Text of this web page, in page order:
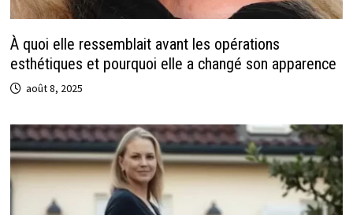
À quoi elle ressemblait avant les opérations
esthétiques et pourquoi elle a changé son apparence
août 8, 2025